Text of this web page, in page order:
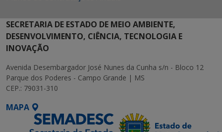
SECRETARIA DE ESTADO DE MEIO AMBIENTE,
DESENVOLVIMENTO, CIÊNCIA, TECNOLOGIA E
INOVAÇÃO
Avenida Desembargador José Nunes da Cunha s/n - Bloco 12
Parque dos Poderes - Campo Grande | MS
CEP.: 79031-310
MAPA